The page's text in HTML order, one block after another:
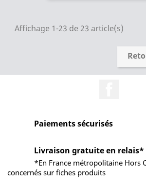
Affichage 1-23 de 23 article(s)
Paiements sécurisés
Livraison gratuite en relais*
*En France métropolitaine Hors
concernés sur fiches produits